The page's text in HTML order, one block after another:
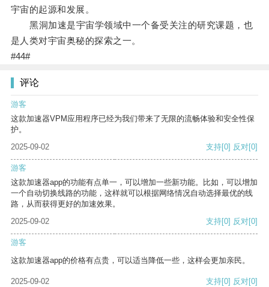
宇宙的起源和发展。
黑洞加速是宇宙学领域中一个备受关注的研究课题，也
是人类对宇宙奥秘的探索之一。
#44#
评论
游客
这款加速器VPM应用程序已经为我们带来了无限的流畅体验和安全性保
护。
2025-09-02
支持[0] 反对[0]
游客
这款加速器app的功能有点单一，可以增加一些新功能。比如，可以增加
一个自动切换线路的功能，这样就可以根据网络情况自动选择最优的线
路，从而获得更好的加速效果。
2025-09-02
支持[0] 反对[0]
游客
这款加速器app的价格有点贵，可以适当降低一些，这样会更加亲民。
2025-09-02 支持[0] 反对[0]